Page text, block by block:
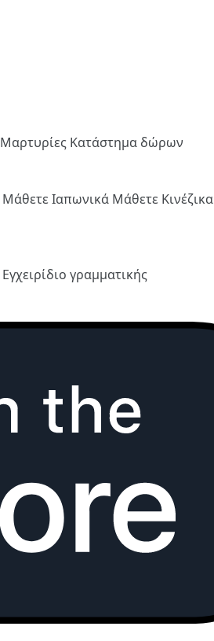
Μαρτυρίες Κατάστημα δώρων
Μάθετε Ιαπωνικά Μάθετε Κινέζικα
Εγχειρίδιο γραμματικής